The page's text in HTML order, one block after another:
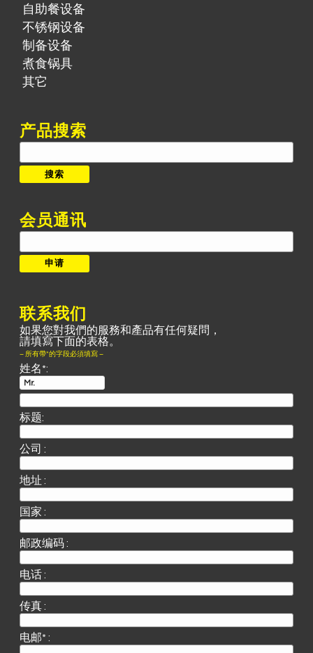
自助餐设备
不锈钢设备
制备设备
煮食锅具
其它
产品搜索
索：
搜索
会员通讯
联系我们
如果您對我們的服務和產品有任何疑問，
請填寫下面的表格。
– 所有帶*的字段必須填寫 –
姓名*:
标题:
公司 :
地址 :
国家 :
邮政编码 :
电话 :
传真 :
电邮* :